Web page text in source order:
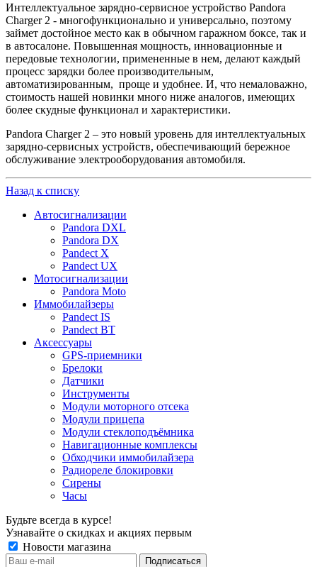
Интеллектуальное зарядно-сервисное устройство Pandora
Charger 2 - многофункционально и универсально, поэтому
займет достойное место как в обычном гаражном боксе, так и
в автосалоне. Повышенная мощность, инновационные и
передовые технологии, примененные в нем, делают каждый
процесс зарядки более производительным,
автоматизированным, проще и удобнее. И, что немаловажно,
стоимость нашей новинки много ниже аналогов, имеющих
более скудные функционал и характеристики.
Pandora Charger 2 – это новый уровень для интеллектуальных
зарядно-сервисных устройств, обеспечивающий бережное
обслуживание электрооборудования автомобиля.
Назад к списку
Автосигнализации
Pandora DXL
Pandora DX
Pandect X
Pandect UX
Мотосигнализации
Pandora Moto
Иммобилайзеры
Pandect IS
Pandect BT
Аксессуары
GPS-приемники
Брелоки
Датчики
Инструменты
Модули моторного отсека
Модули прицепа
Модули стеклоподъёмника
Навигационные комплексы
Обходчики иммобилайзера
Радиореле блокировки
Сирены
Часы
Будьте всегда в курсе!
Узнавайте о скидках и акциях первым
Новости магазина